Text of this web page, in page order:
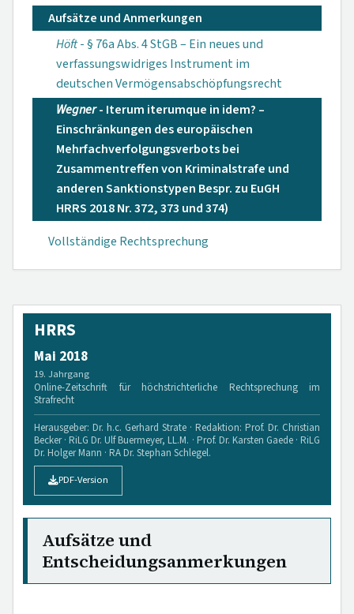
Aufsätze und Anmerkungen
Höft- § 76a Abs. 4 StGB – Ein neues und
verfassungs­widriges Instru­ment im
deutschen Vermögens­abschöpfungs­recht
Wegner- Iterum iterumque in idem? –
Einschränkungen des euro­päischen
Mehrfachver­folgungs­verbots bei
Zusammen­treffen von Kriminal­strafe und
anderen Sanktions­typen Bespr. zu EuGH
HRRS 2018 Nr. 372, 373 und 374)
Vollständige Rechtsprechung
HRRS
Mai 2018
19. Jahrgang
Online-Zeitschrift für höchstrichterliche Rechtsprechung im
Strafrecht
Herausgeber: Dr. h.c. Gerhard Strate · Redaktion: Prof. Dr. Christian
Becker · RiLG Dr. Ulf Buermeyer, LL.M. · Prof. Dr. Karsten Gaede · RiLG
Dr. Holger Mann · RA Dr. Stephan Schlegel.
PDF-Version
Aufsätze und
Entscheidungsanmerkungen